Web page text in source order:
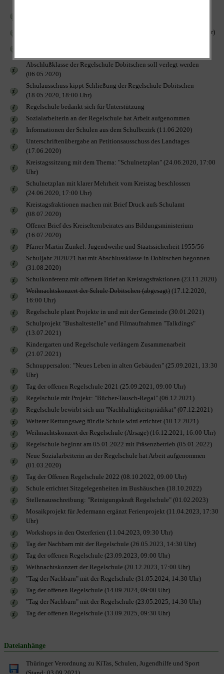
Erweiterte Schulkonferenz am 02. März 2020 (02.03.2020, 17:00 Uhr)
Abschlußklasse der Regelschule Dobitschen soll verlegt werden
(06.05.2020)
Schulausschuss kippt Schließung der Regelschule Dobitschen
(18.05.2020, 18:00 Uhr)
Regelschule bedankt sich für Unterstützung
Sozialarbeiterin an der Regelschule hat Arbeit aufgenommen
Informationen der Schulen aus dem Schulbezirk (11.06.2020)
Unterschriftenübergabe an Petitionsausschuss des Landtages
(17.06.2020)
Kreistagssitzung mit dem Thema: "Schulnetzplan" (24.06.2020, 17:00
Uhr)
Schulnetzplan mit klarer Mehrheit vom Kreistag beschlossen
(24.06.2020, 17:00 Uhr)
Kreistagsfraktionen machen mit Brief Druck aufs Schulamt
(08.07.2020)
Offener Brief des Kreiselternbeirates ans Bildungsministerium
(16.07.2020)
Pfarrer Martin Zunkel: Jugendweihe und Staatssicherheit 1955/56
Schuljahr 2020/21 hat mit Abschlussklasse in Dobitschen begonnen
(31.08.2020)
Schulkonferenz mit offenem Brief an Kreistagsfraktionen (23.11.2020)
Weihnachtskonzert der Schule Dobitschen (abgesagt) (17.12.2020,
16:00 Uhr)
Regelschule plant Projekte in und mit der Gemeinde (30.01.2021)
Schulprojekt "Bushaltestelle" und Filmaufnahmen "Talkdings"
(13.07.2021)
Kindergarten und Regelschule verlängern Zusammenarbeit
(21.07.2021)
Schnuppersalon: "Neues Leben in alten Gebäuden" (25.09.2021, 13:30
Uhr)
Tag der offenen Regelschule 2021 (25.09.2021, 09:00 Uhr)
Regelschule mit Projekt: "Bücher-Tausch-Regal" (06.12.2021)
Regelschule bewirbt sich um "Nachhaltigkeitsprädikat" (07.12.2021)
Weiterer Rettungsweg für die Schule wird errichtet (10.12.2021)
Weihnachtskonzert der Regelschule (Absage) (16.12.2021, 16:00 Uhr)
Regelschule beginnt am 05.01.2022 mit Präsenzbetrieb (05.01.2022)
Neue Sozialarbeiterin an der Regelschule hat Arbeit aufgenommen
(01.03.2020)
Tag der Offenen Regelschule 2022 (08.10.2022, 09:00 Uhr)
Schule errichtet Sitzgelegenheiten im Bushäuschen (18.10.2022)
Stellenausschreibung: "Reinigungskraft Regelschule" (01.02.2023)
Mosaikprojekt für Jedermann ergänzt Ferienprojekt (11.04.2023, 17:30
Uhr)
Workshops in den Osterferien (11.04.2023, 09:30 Uhr)
Tag der Nachbarn mit der Regelschule (26.05.2023, 14:30 Uhr)
Tag der offenen Regelschule (23.09.2023, 09:00 Uhr)
Weihnachtskonzert der Regelschule (20.12.2023, 17:00 Uhr)
"Tag der Nachbarn" mit der Regelschule (31.05.2024, 14:30 Uhr)
Tag der offenen Regelschule (14.09.2024, 09:00 Uhr)
"Tag der Nachbarn" mit der Regelschule (23.05.2025, 14:30 Uhr)
Tag der offenen Regelschule (13.09.2025, 09:30 Uhr)
Dateianhänge
Thüringer Verordnung zu KiTas, Schulen, Jugendhilfe und Sport